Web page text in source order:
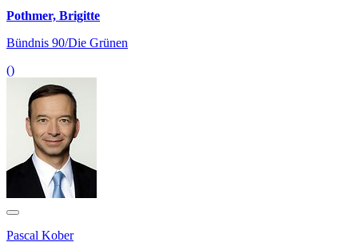
Pothmer, Brigitte
Bündnis 90/Die Grünen
()
Pascal Kober